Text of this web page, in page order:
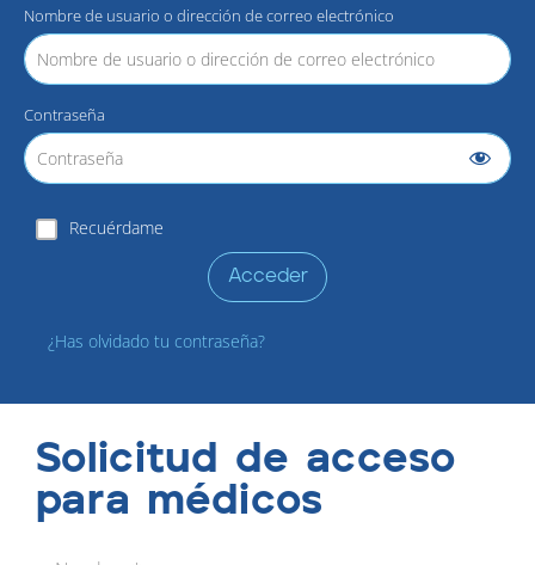
Nombre de usuario o dirección de correo electrónico
Contraseña
Recuérdame
Acceder
¿Has olvidado tu contraseña?
Solicitud de acceso
para médicos